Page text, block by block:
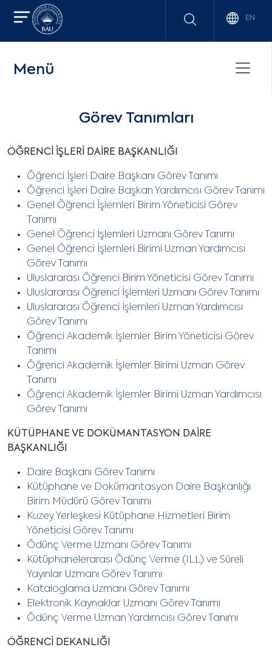
EN
Menü
Görev Tanımları
ÖĞRENCİ İŞLERİ DAİRE BAŞKANLIĞI
Öğrenci İşleri Daire Başkanı Görev Tanımı
Öğrenci İşleri Daire Başkan Yardımcısı Görev Tanımı
Genel Öğrenci İşlemleri Birim Yöneticisi Görev
Tanımı
Genel Öğrenci İşlemleri Uzmanı Görev Tanımı
Genel Öğrenci İşlemleri Birimi Uzman Yardımcısı
Görev Tanımı
Uluslararası Öğrenci Birim Yöneticisi Görev Tanımı
U luslararası Öğrenci İşlemleri Uzmanı Görev Tanımı
Uluslararası Öğrenci İşlemleri Uzman Yardımcısı
Görev Tanımı
Öğrenci Akademik İşlemler Birim Yöneticisi Görev
Tanımı
Öğrenci Akademik İşlemler Birimi Uzman Görev
Tanımı
Öğrenci Akademik İşlemler Birimi Uzman Yardımcısı
Görev Tanımı
KÜTÜPHANE VE DOKÜMANTASYON DAİRE
BAŞKANLIĞI
Daire Başkanı Görev Tanımı
Kütüphane ve Dokümantasyon Daire Başkanlığı
Birim Müdürü Görev Tanımı
Kuzey Yerleşkesi Kütüphane Hizmetleri Birim
Yöneticisi Görev Tanımı
Ödünç Verme Uzmanı Görev Tanımı
Kütüphanelerarası Ödünç Verme (ILL) ve Süreli
Yayınlar Uzmanı Görev Tanımı
Kataloglama Uzmanı Görev Tanımı
Elektronik Kaynaklar Uzmanı Görev Tanımı
Ödünç Verme Uzman Yardımcısı Görev Tanımı
ÖĞRENCİ DEKANLIĞI